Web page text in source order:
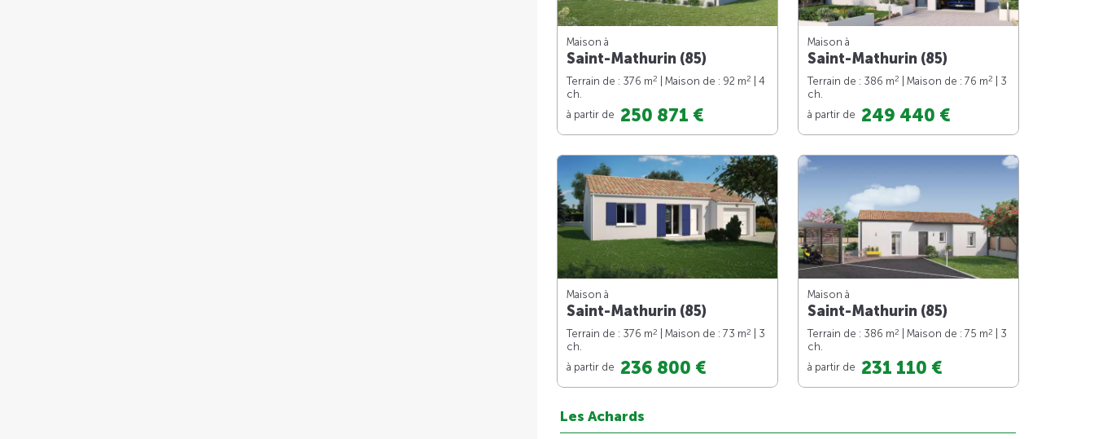
Maison à
Saint-Mathurin (85)
Terrain de : 376 m2 | Maison de : 92 m2
| 4
ch.
à partir de 250 871 €
Maison à
Saint-Mathurin (85)
Terrain de : 386 m2 | Maison de : 76 m2
| 3
ch.
à partir de 249 440 €
Maison à
Saint-Mathurin (85)
Terrain de : 376 m2 | Maison de : 73 m2
| 3
ch.
à partir de 236 800 €
Maison à
Saint-Mathurin (85)
Terrain de : 386 m2 | Maison de : 75 m2
| 3
ch.
à partir de 231 110 €
Les Achards